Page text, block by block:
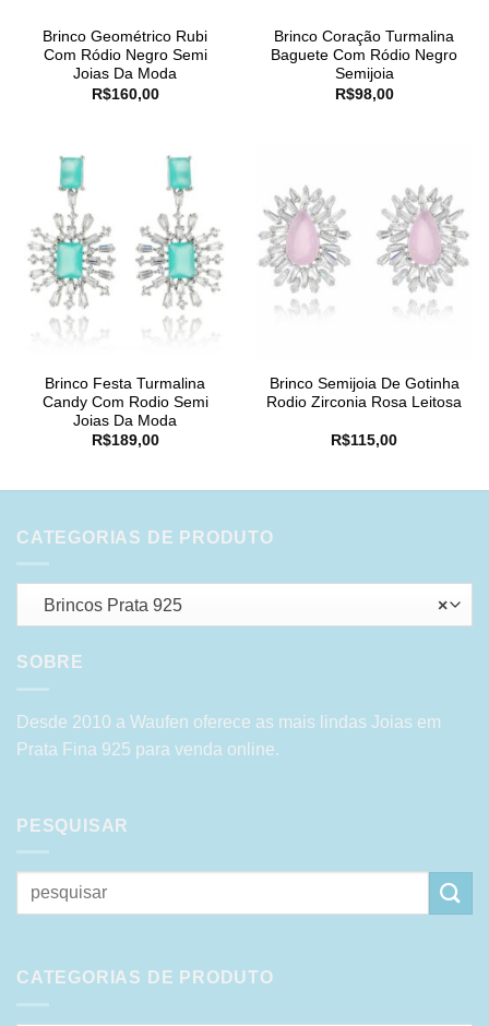
Brinco Geométrico Rubi
Com Ródio Negro Semi
Joias Da Moda
R$160,00
Brinco Coração Turmalina
Baguete Com Ródio Negro
Semijoia
R$98,00
Brinco Festa Turmalina
Candy Com Rodio Semi
Joias Da Moda
R$189,00
Brinco Semijoia De Gotinha
Rodio Zirconia Rosa Leitosa
R$115,00
CATEGORIAS DE PRODUTO
×
Brincos Prata 925
SOBRE
Desde 2010 a Waufen oferece as mais lindas Joias em
Prata Fina 925 para venda online.
PESQUISAR
Pesquisar
por:
CATEGORIAS DE PRODUTO